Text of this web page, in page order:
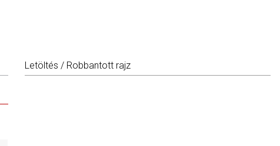
Letöltés / Robbantott rajz